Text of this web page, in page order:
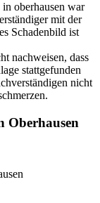
oberhausen war
mit der
Schadenbild ist
nachweisen, dass
stattgefunden
nicht
Oberhausen